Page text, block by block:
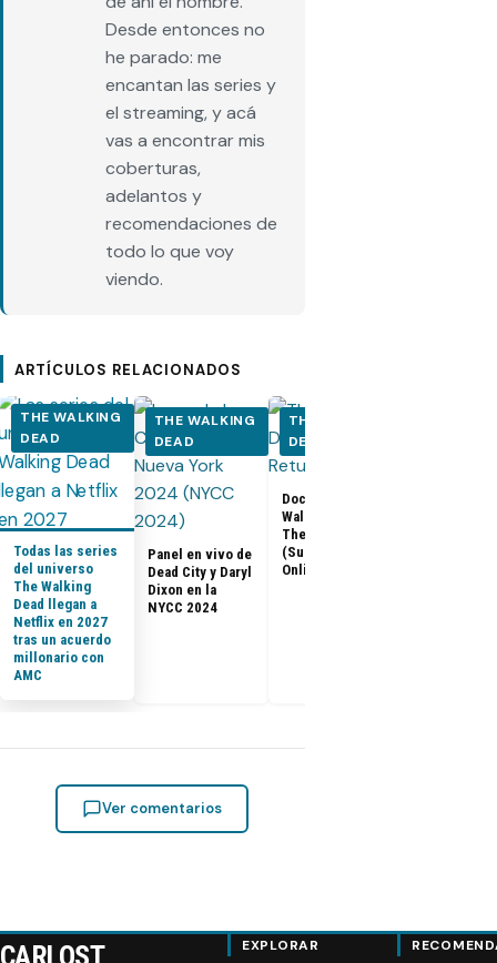
Desde entonces no
he parado: me
encantan las series y
el streaming, y acá
vas a encontrar mis
coberturas,
adelantos y
recomendaciones de
todo lo que voy
viendo.
ARTÍCULOS RELACIONADOS
THE WALKING
DEAD
Todas las series
del universo
The Walking
Dead llegan a
Netflix en 2027
tras un acuerdo
millonario con
AMC
THE WALKING
DEAD
Panel en vivo de
Dead City y Daryl
Dixon en la
NYCC 2024
THE WALKING
DEAD
Documental The
Walking Dead:
The Return
(Subtitulado
Online)
Ver comentarios
CARLOST EXPLORAR